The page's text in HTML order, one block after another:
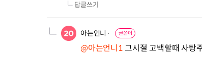
답글쓰기
아는언니 글쓴이
@아는언니1 그시절 고백할때 사탕